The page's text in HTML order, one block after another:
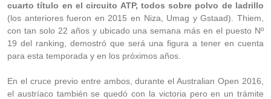
cuarto título en el circuito ATP, todos sobre polvo de ladrillo
(los anteriores fueron en 2015 en Niza, Umag y Gstaad). Thiem,
con tan solo 22 años y ubicado una semana más en el puesto Nº
19 del ranking, demostró que será una figura a tener en cuenta
para esta temporada y en los próximos años.
En el cruce previo entre ambos, durante el Australian Open 2016,
el austríaco también se quedó con la victoria pero en un trámite